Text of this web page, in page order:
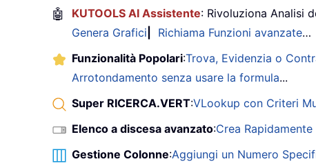
🤖 KUTOOLS AI Assistente: Rivoluziona Analisi
Genera Grafici
Richiama Funzioni avanzate…
Funzionalità Popolari:Trova, Evidenzia o
Arrotondamento senza usare la formula...
Super RICERCA.VERT:VLookup con Criteri
Elenco a discesa avanzato:Crea
Gestione Colonne:Aggiungi un Numero